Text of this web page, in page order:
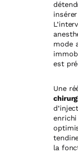
mode
est
Une
la